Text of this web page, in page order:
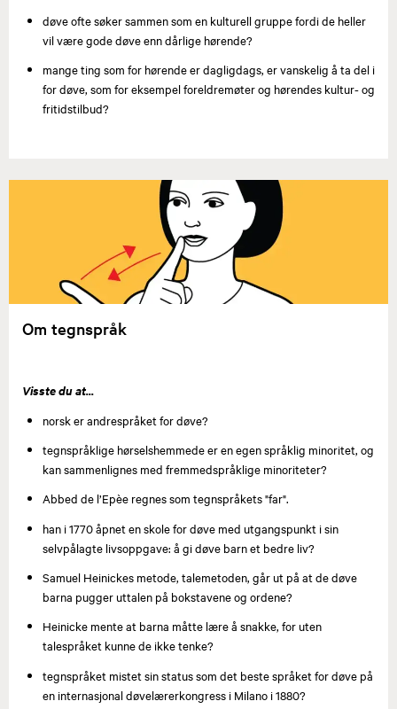
døve ofte søker sammen som en kulturell gruppe fordi de heller
vil være gode døve enn dårlige hørende?
mange ting som for hørende er dagligdags, er vanskelig å ta del i
for døve, som for eksempel foreldremøter og hørendes kultur- og
fritidstilbud?
Om tegnspråk
Visste du at...
norsk er andrespråket for døve?
tegnspråklige hørselshemmede er en egen språklig minoritet, og
kan sammenlignes med fremmedspråklige minoriteter?
Abbed de l’Epèe regnes som tegnspråkets "far".
han i 1770 åpnet en skole for døve med utgangspunkt i sin
selvpålagte livsoppgave: å gi døve barn et bedre liv?
Samuel Heinickes metode, talemetoden, går ut på at de døve
barna pugger uttalen på bokstavene og ordene?
Heinicke mente at barna måtte lære å snakke, for uten
talespråket kunne de ikke tenke?
tegnspråket mistet sin status som det beste språket for døve på
en internasjonal døvelærerkongress i Milano i 1880?